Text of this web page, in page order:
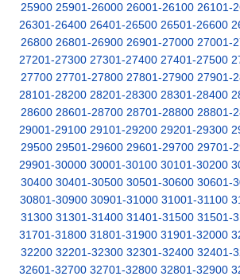
25900 25901-26000 26001-26100 26101-
26301-26400 26401-26500 26501-26600
26800 26801-26900 26901-27000 27001-
27201-27300 27301-27400 27401-27500
27700 27701-27800 27801-27900 27901-
28101-28200 28201-28300 28301-28400
28600 28601-28700 28701-28800 28801-
29001-29100 29101-29200 29201-29300
29500 29501-29600 29601-29700 29701-
29901-30000 30001-30100 30101-30200
30400 30401-30500 30501-30600 30601-
30801-30900 30901-31000 31001-31100
31300 31301-31400 31401-31500 31501-
31701-31800 31801-31900 31901-32000
32200 32201-32300 32301-32400 32401-
32601-32700 32701-32800 32801-32900